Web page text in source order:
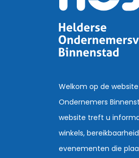
Welkom op de
Ondernemers
website treft u
winkels,
evenementen die